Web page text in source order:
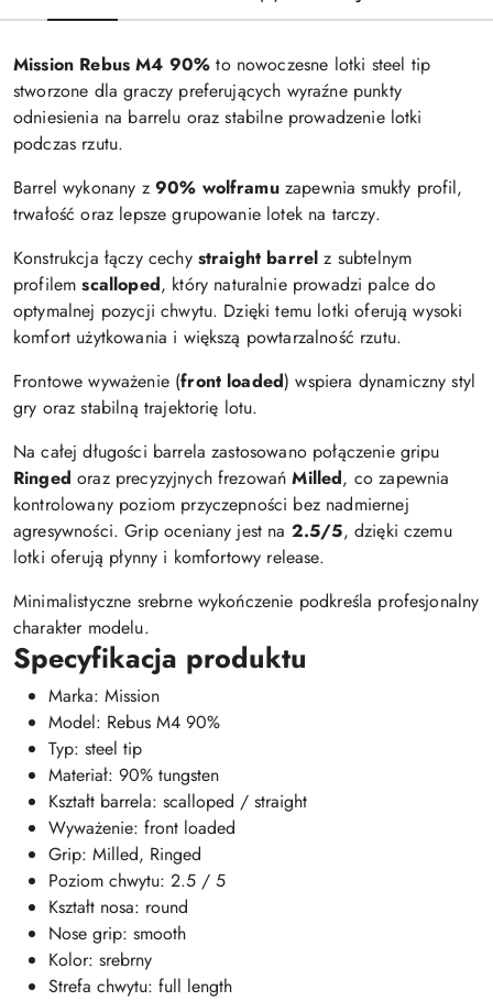
Mission Rebus M4 90% to nowoczesne lotki steel tip
stworzone dla graczy preferujących wyraźne punkty
odniesienia na barrelu oraz stabilne prowadzenie lotki
podczas rzutu.
Barrel wykonany z 90% wolframuzapewnia smukły profil,
trwałość oraz lepsze grupowanie lotek na tarczy.
Konstrukcja łączy cechy straight barrel z subtelnym
profilemscalloped, który naturalnie prowadzi palce do
optymalnej pozycji chwytu. Dzięki temu lotki oferują wysoki
komfort użytkowania i większą powtarzalność rzutu.
Frontowe wyważenie (front loaded) wspiera dynamiczny styl
gry oraz stabilną trajektorię lotu.
Na całej długości barrela zastosowano połączenie gripu
Ringed oraz precyzyjnych frezowańMilled, co zapewnia
kontrolowany poziom przyczepności bez nadmiernej
agresywności. Grip oceniany jest na 2.5/5, dzięki czemu
lotki oferują płynny i komfortowy release.
Minimalistyczne srebrne wykończenie podkreśla profesjonalny
charakter modelu.
Specyfikacja produktu
Marka: Mission
Model: Rebus M4 90%
Typ: steel tip
Materiał: 90% tungsten
Kształt barrela: scalloped / straight
Wyważenie: front loaded
Grip: Milled, Ringed
Poziom chwytu: 2.5 / 5
Kształt nosa: round
Nose grip: smooth
Kolor: srebrny
Strefa chwytu: full length